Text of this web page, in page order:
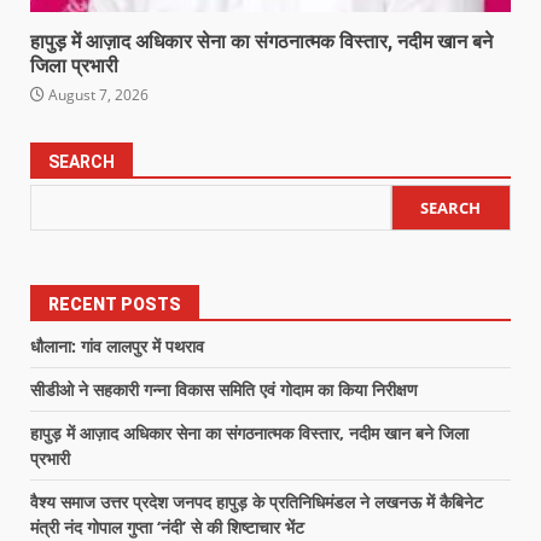
हापुड़ में आज़ाद अधिकार सेना का संगठनात्मक विस्तार, नदीम खान बने
जिला प्रभारी
August 7, 2026
SEARCH
SEARCH
RECENT POSTS
धौलाना: गांव लालपुर में पथराव
सीडीओ ने सहकारी गन्ना विकास समिति एवं गोदाम का किया निरीक्षण
हापुड़ में आज़ाद अधिकार सेना का संगठनात्मक विस्तार, नदीम खान बने जिला
प्रभारी
वैश्य समाज उत्तर प्रदेश जनपद हापुड़ के प्रतिनिधिमंडल ने लखनऊ में कैबिनेट
मंत्री नंद गोपाल गुप्ता ‘नंदी’ से की शिष्टाचार भेंट